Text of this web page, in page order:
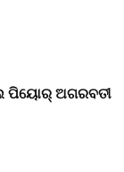
ପିୟୋର୍‌ ଅଗରବତୀ